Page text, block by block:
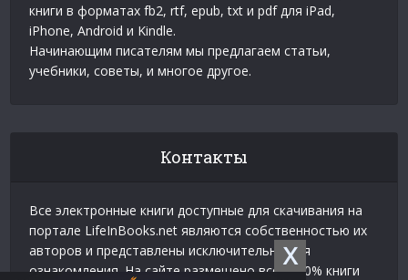
X
книги в форматах fb2, rtf, epub, txt и pdf для iPad,
iPhone, Android и Kindle.
Начинающим писателям мы предлагаем статьи,
учебники, советы, и многое другое.
Контакты
Все электронные книги доступные для скачивания на
портале LifeInBooks.net являются собственностью их
авторов и представлены исключительно для
ознакомления. На сайте размещено всего 20% книги